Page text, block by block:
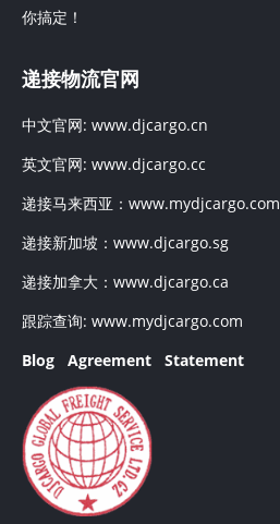
你搞定！
递接物流官网
中文官网: www.djcargo.cn
英文官网: www.djcargo.cc
递接马来西亚： www.mydjcargo.com
递接新加坡： www.djcargo.sg
递接加拿大： www.djcargo.ca
跟踪查询: www.mydjcargo.com
Blog
Agreement Statement